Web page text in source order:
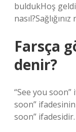
buldukHoş
Farsça
denir?
“See you soon”
soon” ifadesinin
soon” ifadesidir.